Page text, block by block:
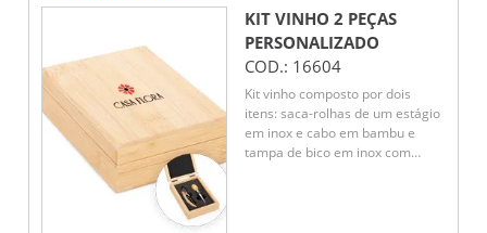
KIT VINHO 2 PEÇAS
PERSONALIZADO
COD.: 16604
Kit vinho composto por dois
itens: saca-rolhas de um estágio
em inox e cabo em bambu e
tampa de bico em inox com